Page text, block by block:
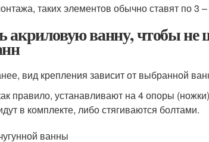
таких элементов обычно ставят по 3
акриловую ванну, чтобы не
вид крепления зависит от выбранной
правило, устанавливают на 4 опоры
в комплекте, либо стягиваются болтами.
ванны